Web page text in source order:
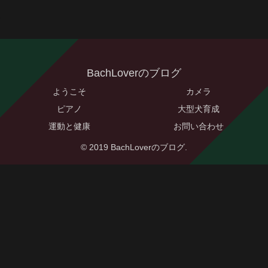
BachLoverのブログ
ようこそ
カメラ
ピアノ
大型犬育成
運動と健康
お問い合わせ
© 2019 BachLoverのブログ.